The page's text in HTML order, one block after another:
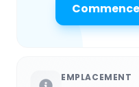
EMPLACEMENT